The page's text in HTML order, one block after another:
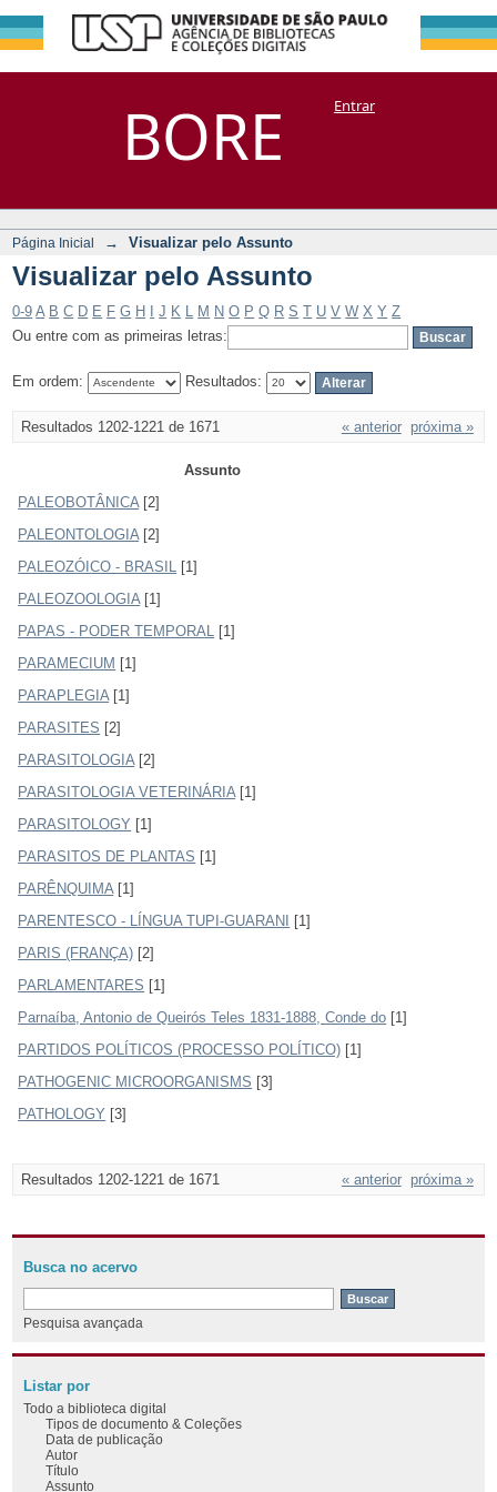
BORE
Visualizar pelo
Assunto
DSpace/Manakin + CoriscoEntrar
Página Inicial → Visualizar pelo Assunto
Visualizar pelo Assunto
0-9 A B C D E F G H J K M N O P Q R S T U V W X Y Z
Ou entre com as primeiras letras:
Em ordem: Resultados:
Resultados 1202-1221 de 1671 « anterior próxima »
Assunto
PALEOBOTÂNICA [2]
PALEONTOLOGIA [2]
PALEOZÓICO - BRASIL
[1]
PALEOZOOLOGIA [1]
PAPAS - PODER TEMPORAL
[1]
PARAMECIUM [1]
PARAPLEGIA [1]
PARASITES [2]
PARASITOLOGIA [2]
PARASITOLOGIA VETERINÁRIA [1]
PARASITOLOGY [1]
PARASITOS DE PLANTAS [1]
PARÊNQUIMA [1]
PARENTESCO - LÍNGUA TUPI-GUARANI
[1]
PARIS (FRANÇA) [2]
PARLAMENTARES [1]
Parnaíba, Antonio de Queirós Teles 1831-1888, Conde do [1]
PARTIDOS POLÍTICOS (PROCESSO POLÍTICO) [1]
PATHOGENIC MICROORGANISMS [3]
PATHOLOGY [3]
Resultados 1202-1221 de 1671 « anterior próxima »
Busca no acervo
Pesquisa avançada
Listar por
Todo a biblioteca digital
Tipos de documento & Coleções
Data de publicação
Autor
Título
Assunto